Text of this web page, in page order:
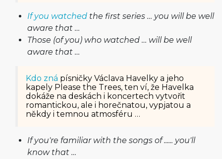
If you watched the first series … you will be well
aware that …
Those (of you) who watched … will be well
aware that …
Kdo zná písničky Václava Havelky a jeho
kapely Please the Trees, ten ví, že Havelka
dokáže na deskách i koncertech vytvořit
romantickou, ale i horečnatou, vypjatou a
někdy i temnou atmosféru …
If you're familiar with the songs of ...... you'll
know that …